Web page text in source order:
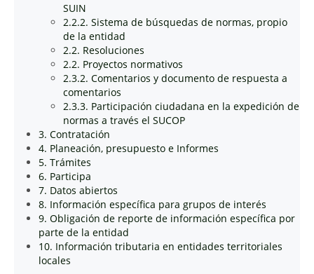
SUIN
2.2.2. Sistema de búsquedas de normas, propio
de la entidad
2.2. Resoluciones
2.2. Proyectos normativos
2.3.2. Comentarios y documento de respuesta a
comentarios
2.3.3. Participación ciudadana en la expedición de
normas a través el SUCOP
3. Contratación
4. Planeación, presupuesto e Informes
5. Trámites
6. Participa
7. Datos abiertos
8. Información específica para grupos de interés
9. Obligación de reporte de información específica por
parte de la entidad
10. Información tributaria en entidades territoriales
locales